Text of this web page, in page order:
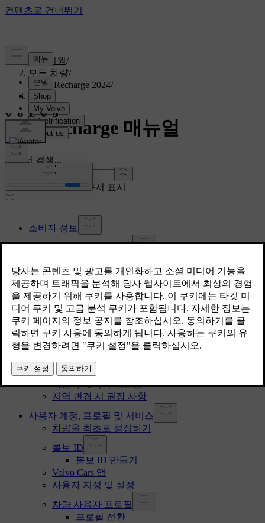
고객지원 /
모든 차량/
C40 Recharge 2024/
매뉴얼
C40 Recharge 매뉴얼
설명서 검색...
다운로드할 다른 문서 표시
소비자 정보
사용자 설명서 정보
고객 지원 및 문의 정보
운전자의 책임
개조, 수리 및 액세서리 장착
제작결함 안내 통지문
차대번호 찾기
약관 및 데이터 수집 승인
기록 및 수집된 데이터의 처리
차량 소유권 변경
사용자 데이터 재설정
지역 변경 시 권장 사항
사용자 계정, 프로필 및 서비스
차량을 최초로 설정하기
볼보 ID
볼보 ID 만들기
Volvo Cars 앱
사용자 지정 및 설정
차량 사용자 프로필
프로필 전환